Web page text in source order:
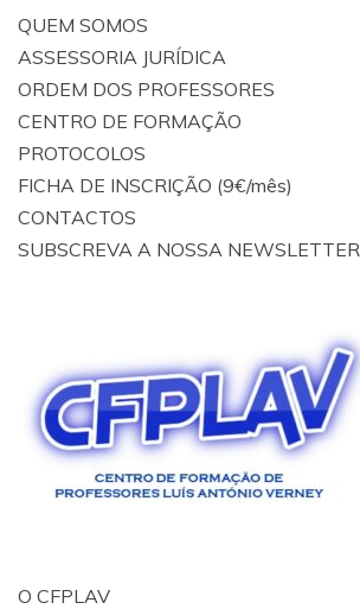
QUEM SOMOS
ASSESSORIA JURÍDICA
ORDEM DOS PROFESSORES
CENTRO DE FORMAÇÃO
PROTOCOLOS
FICHA DE INSCRIÇÃO (9€/mês)
CONTACTOS
SUBSCREVA A NOSSA NEWSLETTER
O CFPLAV